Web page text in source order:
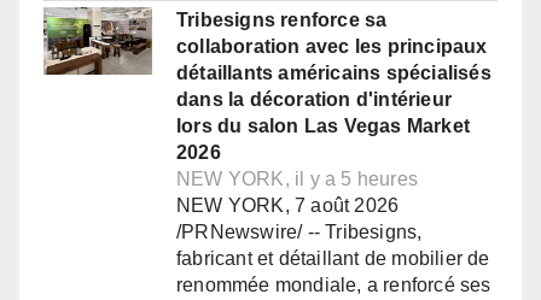
Tribesigns renforce sa
collaboration avec les principaux
détaillants américains spécialisés
dans la décoration d'intérieur
lors du salon Las Vegas Market
2026
NEW YORK, il y a 5 heures
NEW YORK, 7 août 2026
/PRNewswire/ -- Tribesigns,
fabricant et détaillant de mobilier de
renommée mondiale, a renforcé ses